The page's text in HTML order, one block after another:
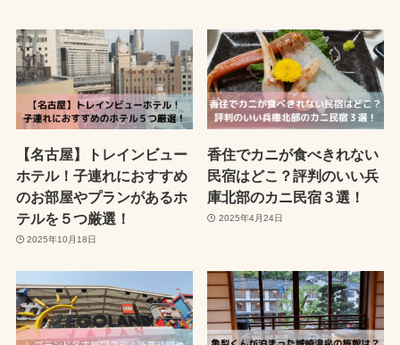
【名古屋】トレインビュー
ホテル！子連れにおすすめ
のお部屋やプランがあるホ
テルを５つ厳選！
2025年10月18日
香住でカニが食べきれない
民宿はどこ？評判のいい兵
庫北部のカニ民宿３選！
2025年4月24日